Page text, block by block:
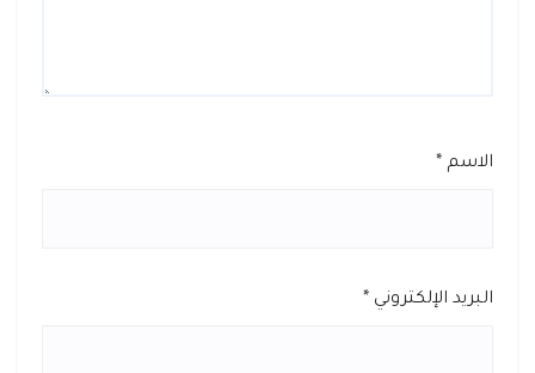
الاسم *
البريد الإلكتروني *